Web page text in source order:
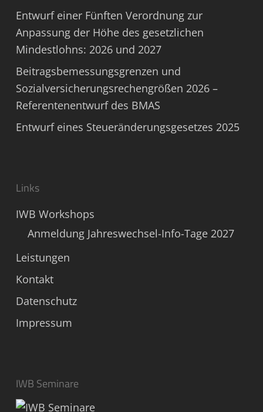
Entwurf einer Fünften Verordnung zur
Anpassung der Höhe des gesetzlichen
Mindestlohns: 2026 und 2027
Beitragsbemessungsgrenzen und
Sozialversicherungsrechengrößen 2026 –
Referentenentwurf des BMAS
Entwurf eines Steueränderungsgesetzes 2025
Links
IWB Workshops
Anmeldung Jahreswechsel-Info-Tage 2027
Leistungen
Kontakt
Datenschutz
Impressum
IWB Seminare